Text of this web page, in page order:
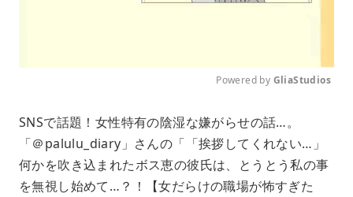
u
t
e
Powered by GliaStudios
SNSで話題！女性特有の陰湿な嫌がらせの話…。
「＠palulu_diary」さんの「「挨拶してくれない…」
何かを吹き込まれたボス恵の彼氏は、とうとう私の事
を無視し始めて…？！【女だらけの職場が怖すぎた